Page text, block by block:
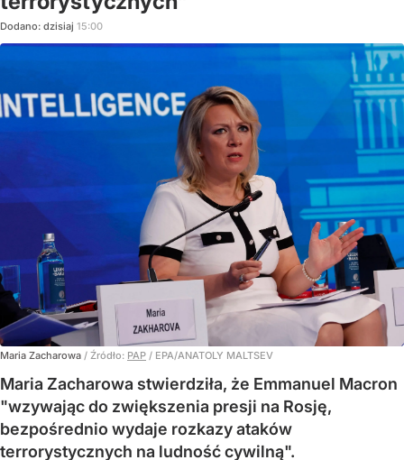
Dodano: dzisiaj 15:00
Maria Zacharowa / Źródło: PAP / EPA/ANATOLY MALTSEV
Maria Zacharowa stwierdziła, że Emmanuel Macron
"wzywając do zwiększenia presji na Rosję,
bezpośrednio wydaje rozkazy ataków
terrorystycznych na ludność cywilną".